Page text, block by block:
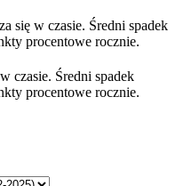
się w czasie. Średni spadek
procentowe rocznie.
czasie. Średni spadek
procentowe rocznie.